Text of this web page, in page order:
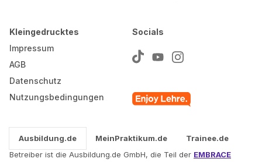
Kleingedrucktes
Impressum
AGB
Datenschutz
Nutzungsbedingungen
Socials
Ausbildung.de MeinPraktikum.de
Trainee.de
Betreiber ist die Ausbildung.de GmbH, die Teil der EMBRACE